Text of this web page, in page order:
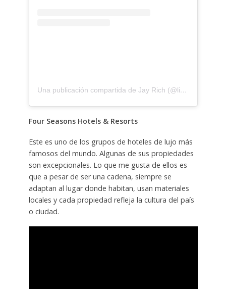
Una publicación compartida de Jay Rich (@liverichmedia)
Four Seasons Hotels & Resorts
Este es uno de los grupos de hoteles de lujo más
famosos del mundo. Algunas de sus propiedades
son excepcionales. Lo que me gusta de ellos es
que a pesar de ser una cadena, siempre se
adaptan al lugar donde habitan, usan materiales
locales y cada propiedad refleja la cultura del país
o ciudad.